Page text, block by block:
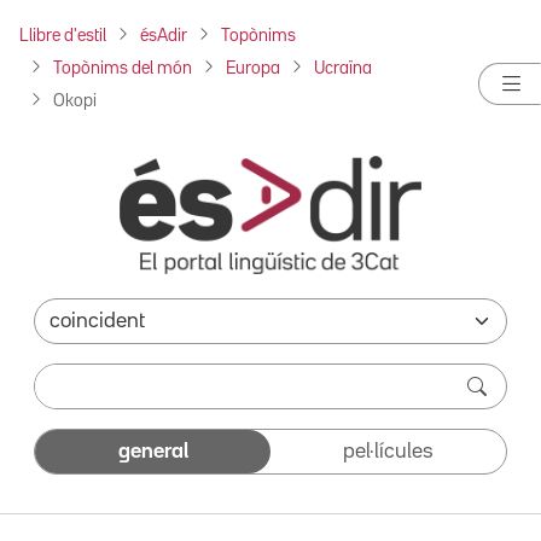
Llibre d'estil ésAdir Topònims
Topònims del món Europa Ucraïna
Okopi
general pel·lícules